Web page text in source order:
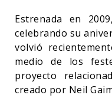
Estrenada en
celebrando su
volvió
medio de los
proyecto
creado por Neil